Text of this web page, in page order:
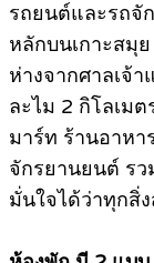
รถยนต์และรถจั
หลักบนเกาะสมุ
ห่างจากศาลเจ้
ละไม 2 กิโลเม
มาร์ท ร้านอาหา
จักรยานยนต์ รว
มั่นใจได้ว่าทุกสิ่